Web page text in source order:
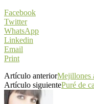
Facebook
Twitter
WhatsApp
Linkedin
Email
Print
Artículo anteriorMejillones
Artículo siguientePuré de